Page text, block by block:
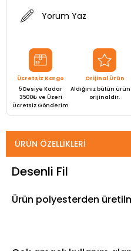
Yorum Yaz
Ücretsiz Kargo
5 Desiye Kadar
3500₺ ve Üzeri
Ücretsiz Gönderim
Orijinal Ürün
Aldığınız bütün
orijinaldir.
ÜRÜN ÖZELLIKLERI
Desenli Fil
Ürün polyesterden